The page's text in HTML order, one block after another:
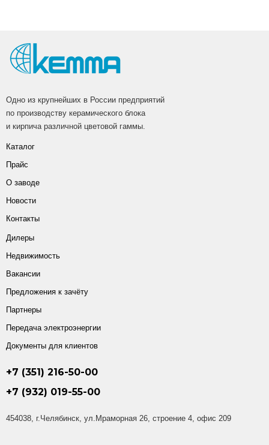
Одно из крупнейших в России предприятий
по производству керамического блока
и кирпича различной цветовой гаммы.
Каталог
Прайс
О заводе
Новости
Контакты
Дилеры
Недвижимость
Вакансии
Предложения к зачёту
Партнеры
Передача электроэнергии
Документы для клиентов
+7 (351) 216-50-00
+7 (932) 019-55-00
454038, г.Челябинск, ул.Мраморная 26, строение 4, офис 209